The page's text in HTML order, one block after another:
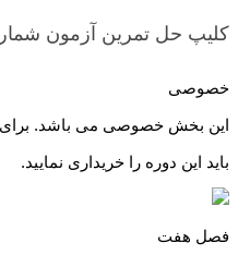
کلیپ حل تمرین آزمون شماره2
خصوصی
این بخش خصوصی می باشد.
باید این دوره را خریداری نمایید.
فصل هفت